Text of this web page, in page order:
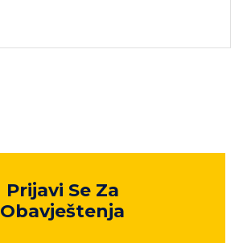
Prijavi Se Za
Obavještenja